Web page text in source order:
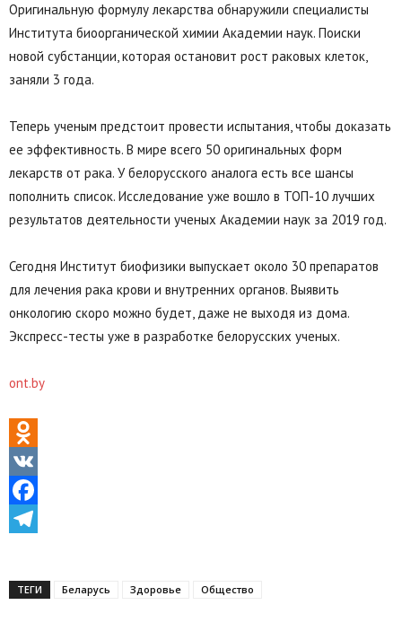
Оригинальную формулу лекарства обнаружили специалисты
Института биоорганической химии Академии наук. Поиски
новой субстанции, которая остановит рост раковых клеток,
заняли 3 года.
Теперь ученым предстоит провести испытания, чтобы доказать
ее эффективность. В мире всего 50 оригинальных форм
лекарств от рака. У белорусского аналога есть все шансы
пополнить список. Исследование уже вошло в ТОП-10 лучших
результатов деятельности ученых Академии наук за 2019 год.
Сегодня Институт биофизики выпускает около 30 препаратов
для лечения рака крови и внутренних органов. Выявить
онкологию скоро можно будет, даже не выходя из дома.
Экспресс-тесты уже в разработке белорусских ученых.
ont.by
Odnoklassniki
VK
Facebook
ТЕГИ Беларусь Здоровье Общество